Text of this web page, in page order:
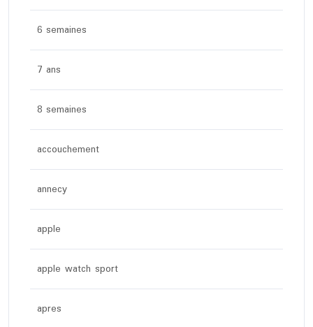
6 semaines
7 ans
8 semaines
accouchement
annecy
apple
apple watch sport
apres